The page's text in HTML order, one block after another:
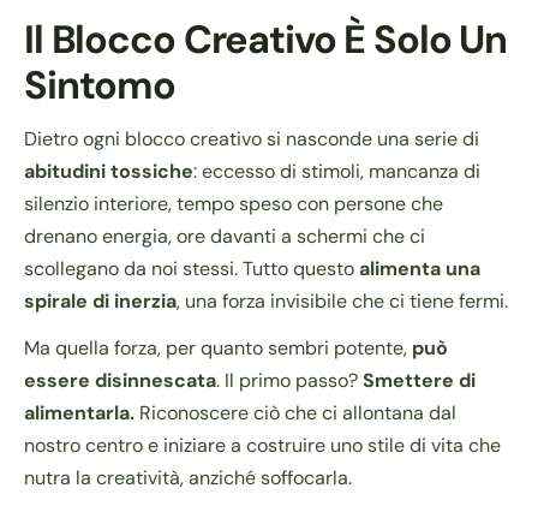
Il Blocco Creativo È Solo Un
Sintomo
Dietro ogni blocco creativo si nasconde una serie di
abitudini tossiche: eccesso di stimoli, mancanza di
silenzio interiore, tempo speso con persone che
drenano energia, ore davanti a schermi che ci
scollegano da noi stessi. Tutto questoalimenta una
spirale di inerzia, una forza invisibile che ci tiene fermi.
Ma quella forza, per quanto sembri potente, può
essere disinnescata. Il primo passo?Smettere di
alimentarla. Riconoscere ciò che ci allontana dal
nostro centro e iniziare a costruire uno stile di vita che
nutra la creatività, anziché soffocarla.